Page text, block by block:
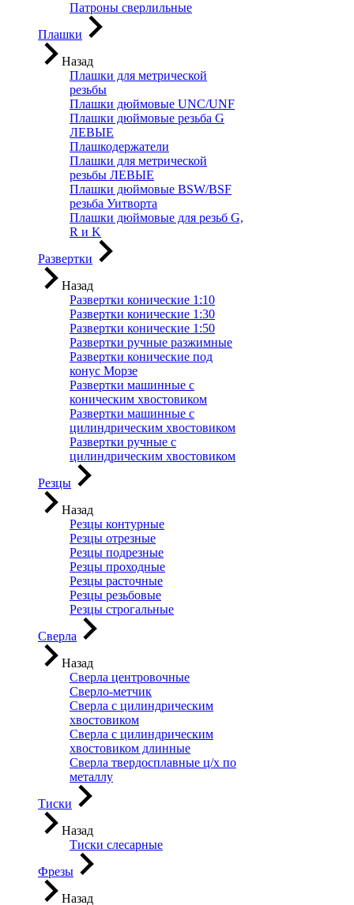
Патроны сверлильные
Плашки
Назад
Плашки для метрической
резьбы
Плашки дюймовые UNC/UNF
Плашки дюймовые резьба G
ЛЕВЫЕ
Плашкодержатели
Плашки для метрической
резьбы ЛЕВЫЕ
Плашки дюймовые BSW/BSF
резьба Уитворта
Плашки дюймовые для резьб G,
R и K
Развертки
Назад
Развертки конические 1:10
Развертки конические 1:30
Развертки конические 1:50
Развертки ручные разжимные
Развертки конические под
конус Морзе
Развертки машинные с
коническим хвостовиком
Развертки машинные с
цилиндрическим хвостовиком
Развертки ручные с
цилиндрическим хвостовиком
Резцы
Назад
Резцы контурные
Резцы отрезные
Резцы подрезные
Резцы проходные
Резцы расточные
Резцы резьбовые
Резцы строгальные
Сверла
Назад
Сверла центровочные
Сверло-метчик
Сверла с цилиндрическим
хвостовиком
Сверла с цилиндрическим
хвостовиком длинные
Сверла твердосплавные ц/х по
металлу
Тиски
Назад
Тиски слесарные
Фрезы
Назад